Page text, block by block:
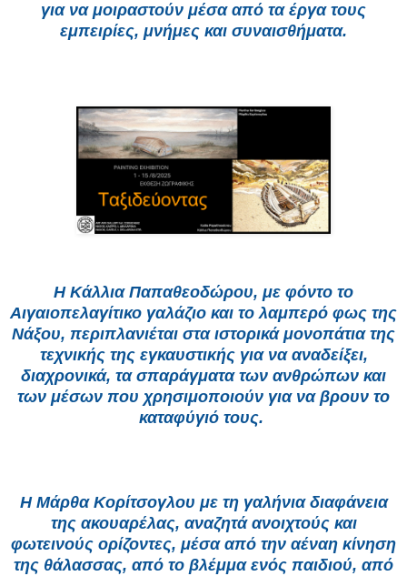
για να μοιραστούν μέσα από τα έργα τους
εμπειρίες, μνήμες και συναισθήματα.
Η Κάλλια Παπαθεοδώρου, με φόντο το
Αιγαιοπελαγίτικο γαλάζιο και το λαμπερό φως της
Νάξου, περιπλανιέται στα ιστορικά μονοπάτια της
τεχνικής της εγκαυστικής για να αναδείξει,
διαχρονικά, τα σπαράγματα των ανθρώπων και
των μέσων που χρησιμοποιούν για να βρουν το
καταφύγιό τους.
Η Μάρθα Κορίτσογλου με τη γαλήνια διαφάνεια
της ακουαρέλας, αναζητά ανοιχτούς και
φωτεινούς ορίζοντες, μέσα από την αέναη κίνηση
της θάλασσας, από το βλέμμα ενός παιδιού, από